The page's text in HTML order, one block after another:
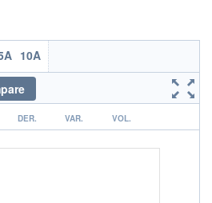
10A
DER. VAR. VOL.